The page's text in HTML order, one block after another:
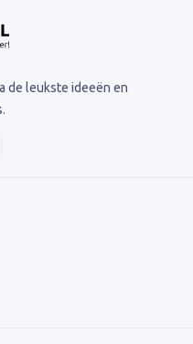
de leukste ideeën en